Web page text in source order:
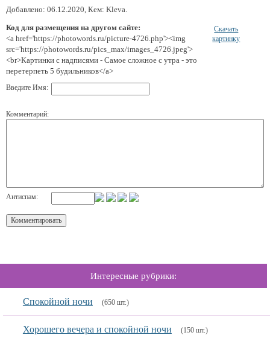
Добавлено: 06.12.2020, Кем: Kleva.
Код для размещения на другом сайте:
<a href='https://photowords.ru/picture-4726.php'><img
src='https://photowords.ru/pics_max/images_4726.jpeg'>
<br>Картинки с надписями - Самое сложное с утра - это
перетерпеть 5 будильников</a>
Скачать
картинку
Введите Имя:
Комментарий:
Антиспам:
Интересные рубрики:
Спокойной ночи (650 шт.)
Хорошего вечера и спокойной ночи (150 шт.)